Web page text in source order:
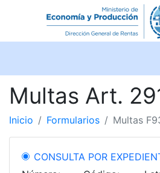
Multas Art.
Inicio Formularios Multas
CONSULTA POR